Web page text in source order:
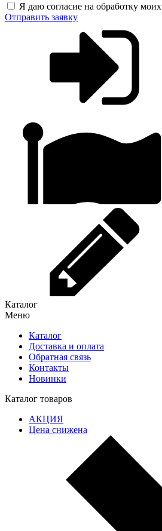
Я даю согласие на обработку моих
Отправить заявку
Каталог
Меню
Каталог
Доставка и оплата
Обратная связь
Контакты
Новинки
Каталог товаров
АКЦИЯ
Цена снижена